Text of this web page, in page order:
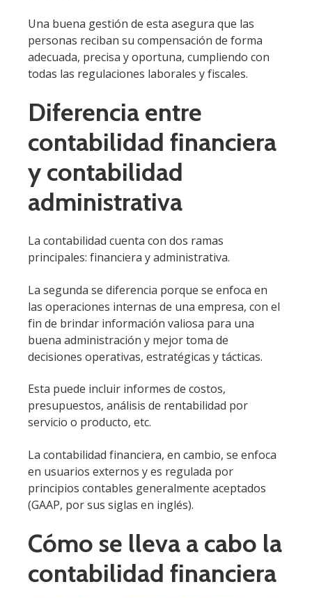
Una buena gestión de esta asegura que las
personas reciban su compensación de forma
adecuada, precisa y oportuna, cumpliendo con
todas las regulaciones laborales y fiscales.
Diferencia entre
contabilidad financiera
y contabilidad
administrativa
La contabilidad cuenta con dos ramas
principales: financiera y administrativa.
La segunda se diferencia porque se enfoca en
las operaciones internas de una empresa, con el
fin de brindar información valiosa para una
buena administración y mejor toma de
decisiones operativas, estratégicas y tácticas.
Esta puede incluir informes de costos,
presupuestos, análisis de rentabilidad por
servicio o producto, etc.
La contabilidad financiera, en cambio, se enfoca
en usuarios externos y es regulada por
principios contables generalmente aceptados
(GAAP, por sus siglas en inglés).
Cómo se lleva a cabo la
contabilidad financiera